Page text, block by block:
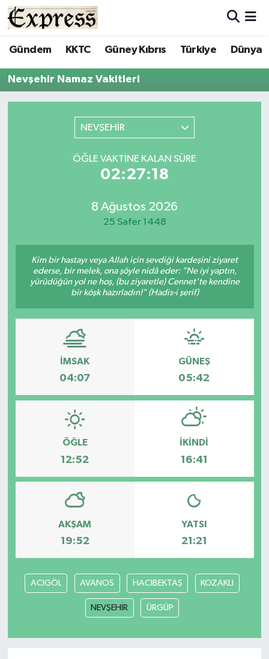
Gündem KKTC Güney Kıbrıs Türkiye Dünya
Nevşehir Namaz Vakitleri
NEVŞEHİR
ÖĞLE VAKTINE KALAN SÜRE
02:27:18
8 Ağustos 2026
25 Safer 1448
Kim bir hastayı veya Allah için sevdiği kardeşini ziyaret
ederse, bir melek, ona şöyle nidâ eder: "Ne iyi yaptın,
yürüdüğün yol ne hoş, (bu ziyaretle) Cennet'te kendine
bir köşk hazırladın!" (Hadis-i şerif)
İMSAK
04:07
GÜNEŞ
05:42
ÖĞLE
12:52
İKINDI
16:41
AKŞAM
19:52
YATSI
21:21
ACIGÖL AVANOS HACIBEKTAŞ KOZAKLI
NEVŞEHİR ÜRGÜP
ALAYKÖY
ALSANCAK
ÇATALKÖY
ENGLISH
ESENTEPE
GAZİMAĞUSA
GÜNDEM
GÜNEY KIBRIS
İÇ HABERLER
KÜLTÜR SANAT
LAPTA
LEFKOŞA
Nöbetçi Eczaneler
Hava Durumu
Trafik Durumu
Tüm Manşetler
Son Dakika Haberleri